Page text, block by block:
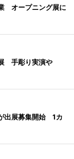
オープニング展に
手彫り実演や
出展募集開始 1カ